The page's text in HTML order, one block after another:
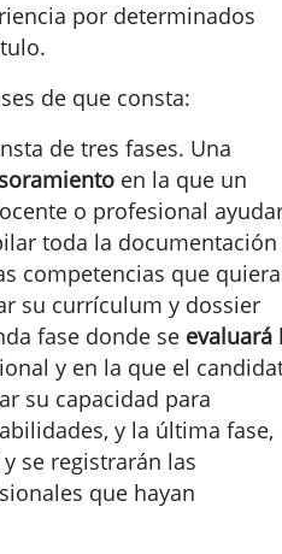
por determinados
de que consta:
de tres fases. Una
en la que un
o profesional
toda la documentación
competencias que quiera
su currículum y dossier
fase donde se evaluará
y en la que el
su capacidad para
y la última fase,
y se registrarán las
que hayan